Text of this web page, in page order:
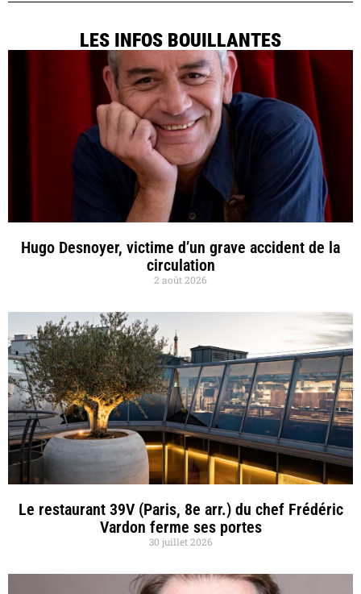
LES INFOS BOUILLANTES
Hugo Desnoyer, victime d’un grave accident de la
circulation
2 août 2026
Le restaurant 39V (Paris, 8e arr.) du chef Frédéric
Vardon ferme ses portes
30 juillet 2026